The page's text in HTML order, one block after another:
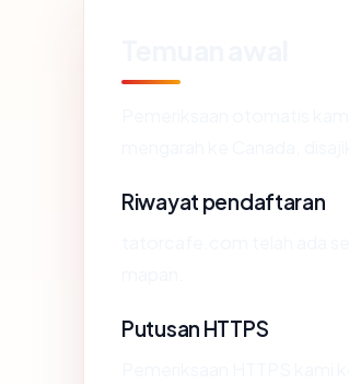
Riwayat pendaftaran
Putusan HTTPS